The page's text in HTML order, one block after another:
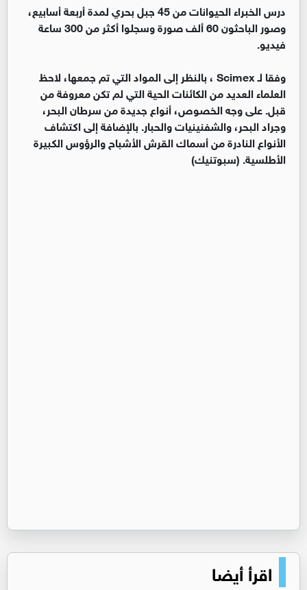
درس الخبراء الحيوانات من 45 جبل بحري لمدة أربعة أسابيع،
وصور الباحثون 60 ألف صورة وسجلوا أكثر من 300 ساعة
فيديو.
وفقا لـ Scimex ، بالنظر إلى المواد التي تم جمعها، لاحظ
العلماء العديد من الكائنات الحية التي لم تكن معروفة من
قبل. على وجه الخصوص، أنواع جديدة من سرطان البحر،
وجراد البحر، والشفنينيات والحبار. بالإضافة إلى اكتشاف
الأنواع النادرة من أسماك القرش الأشباح والرؤوس الكبيرة
الأطلسية. (سبوتنيك)
اقرأ أيضا